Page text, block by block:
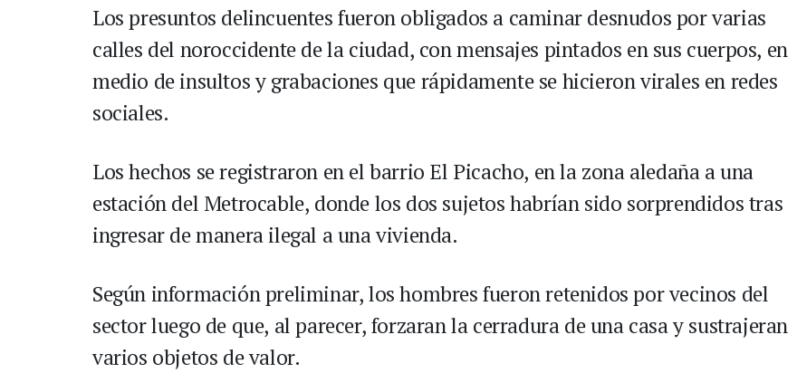
Los presuntos delincuentes fueron obligados a caminar desnudos por varias
calles del noroccidente de la ciudad, con mensajes pintados en sus cuerpos, en
medio de insultos y grabaciones que rápidamente se hicieron virales en redes
sociales.
Los hechos se registraron en el barrio El Picacho, en la zona aledaña a una
estación del Metrocable, donde los dos sujetos habrían sido sorprendidos tras
ingresar de manera ilegal a una vivienda.
Según información preliminar, los hombres fueron retenidos por vecinos del
sector luego de que, al parecer, forzaran la cerradura de una casa y sustrajeran
varios objetos de valor.